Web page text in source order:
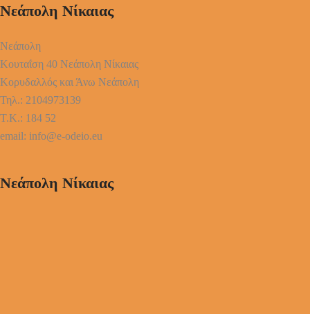
Νεάπολη Νίκαιας
Νεάπολη
Κουταΐση 40 Νεάπολη Νίκαιας
Κορυδαλλός και Άνω Νεάπολη
Τηλ.: 2104973139
Τ.Κ.: 184 52
email: info@e-odeio.eu
Νεάπολη Νίκαιας